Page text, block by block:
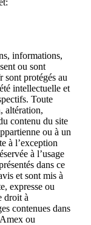
informations,
ou sont
sont protégés au
intellectuelle et
Toute
altération,
contenu du site
ou à un
à l’exception
à l’usage
dans ce
et sont mis à
expresse ou
droit à
contenues dans
ou